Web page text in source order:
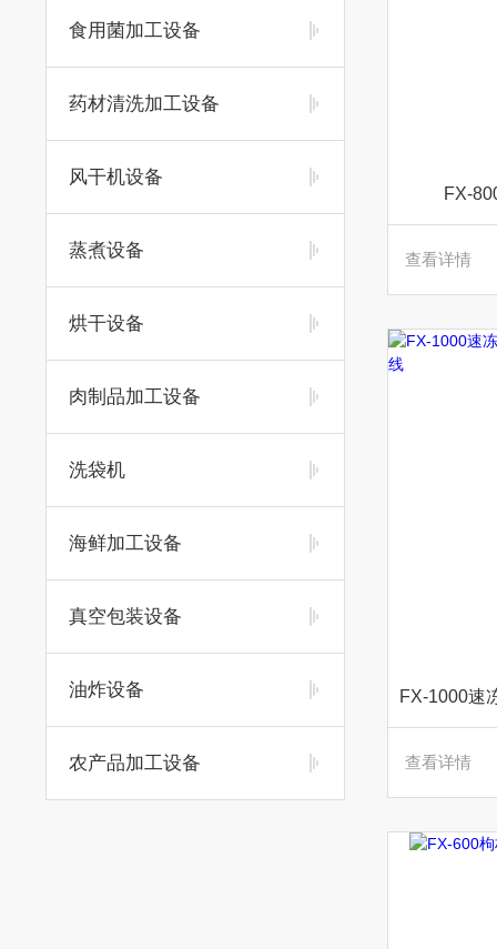
食用菌加工设备
药材清洗加工设备
风干机设备
蒸煮设备
烘干设备
肉制品加工设备
洗袋机
海鲜加工设备
真空包装设备
油炸设备
农产品加工设备
FX-
查看详情
查看详情